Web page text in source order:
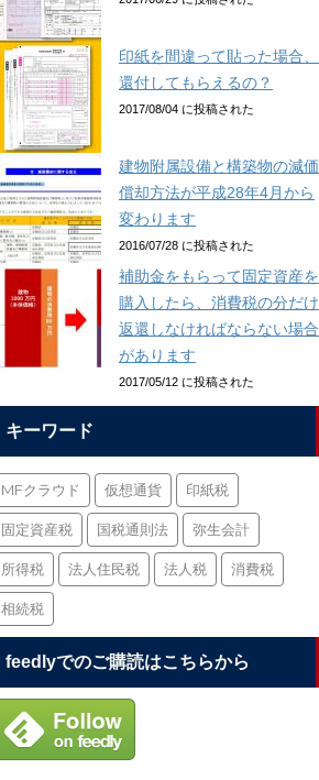
印紙を間違って貼った場合、
還付してもらえるの？
2017/08/04 に投稿された
建物附属設備と構築物の減価
償却方法が平成28年4月から
変わります
2016/07/28 に投稿された
補助金をもらって固定資産を
購入したら、消費税の分だけ
返還しなければならない場合
があります
2017/05/12 に投稿された
キーワード
MFクラウド 仮想通貨 印紙税
固定資産税 国税通則法 弥生会計
所得税 法人住民税 法人税 消費税
相続税
feedlyでのご購読はこちらから